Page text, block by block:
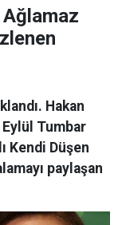
Ağlamaz
Hakan
Tumbar
Kendi Düşen
paylaşan